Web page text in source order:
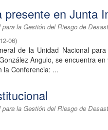
presente en Junta
para la Gestión del Riesgo de
06)
de la Unidad Nacional
Angulo, se encuentra
la Conferencia: ...
para la Gestión del Riesgo de